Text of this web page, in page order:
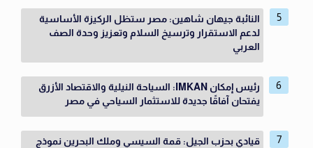
النائبة جيهان شاهين: مصر ستظل الركيزة الأساسية
لدعم الاستقرار وترسيخ السلام وتعزيز وحدة الصف
العربي
رئيس إمكان IMKAN: السياحة النيلية والاقتصاد الأزرق
يفتحان آفاقًا جديدة للاستثمار السياحي في مصر
قيادي بحزب الجيل: قمة السيسي وملك البحرين نموذج